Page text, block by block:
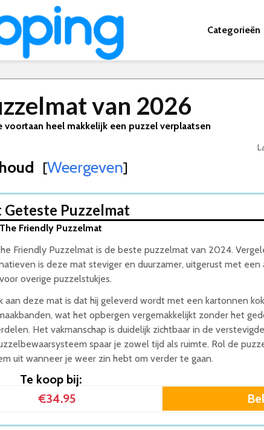
Categorieën
van 2026
voortaan heel makkelijk een puzzel verplaatsen
[Weergeven]
Geteste Puzzelmat
The Friendly Puzzelmat
Friendly Puzzelmat is de beste puzzelmat van 2024.
is deze mat steviger en duurzamer, uitgerust met een
overige puzzelstukjes.
aan deze mat is dat hij geleverd wordt met een kartonnen
wat het opbergen vergemakkelijkt zonder het
Het vakmanschap is duidelijk zichtbaar in de
spaar je zowel tijd als ruimte. Rol de
uit wanneer je weer zin hebt om verder te gaan.
Te koop bij:
€34.95